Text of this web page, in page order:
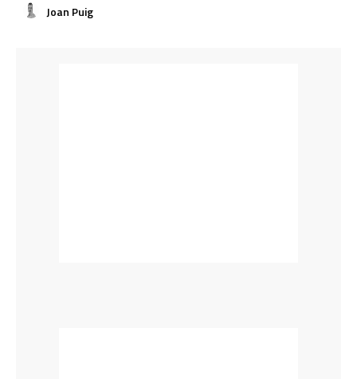
Joan Puig